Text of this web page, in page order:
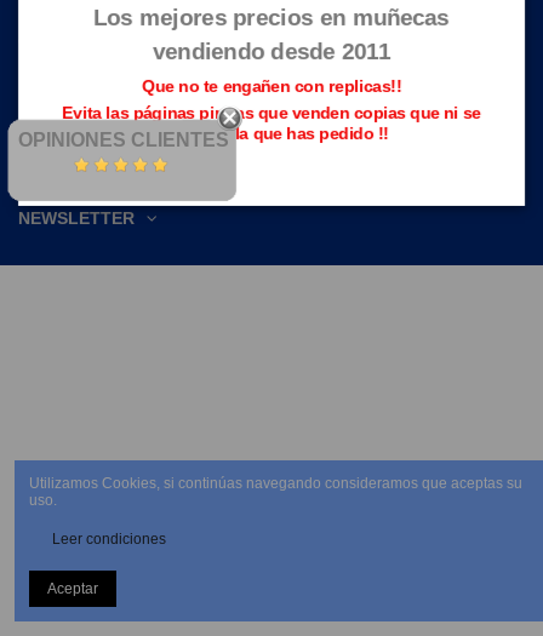
CONTACTE CON NOSOTROS
OPINIONES CLIENTES
NEWSLETTER
Los mejores precios en muñecas
vendiendo desde 2011
Que no te engañen con replicas!!
Evita las páginas piratas que venden copias que ni se
parecen a la que has pedido !!
Utilizamos Cookies, si continúas navegando consideramos que aceptas su
uso.
Leer condiciones
Aceptar